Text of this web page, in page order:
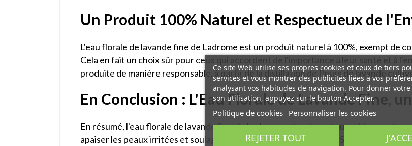
Un Produit 100% Naturel et Respectueux de
L'eau florale de lavande fine de Ladrome est un produit naturel à 100%, exempt de
Cela en fait un choix sûr pour ceux qui accordent de l'importance à leur santé et à
produite de manière responsable, à partir de la distillation de fleurs de lavande
En Conclusion : L'Eau Florale de Lavande Fine,
En résumé, l'eau florale de lavande fine de Ladrome est un incontournable pour
apaiser les peaux irritées et soulager les petits maux du quotidien. Sa polyvalence
Ce site Web utilise ses propres cookies et ceux de tiers
services et vous montrer des publicités liées à vos
analysant vos habitudes de navigation. Pour donner
son utilisation, appuyez sur le bouton Accepter.
Politique de cookies Personnaliser les cookies
REJETER TOUT